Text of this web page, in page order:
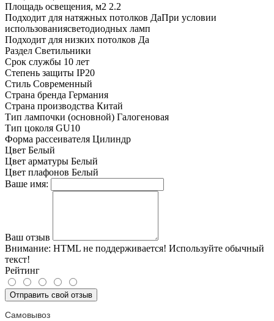
Площадь освещения, м2 2.2
Подходит для натяжных потолков ДаПри условии
использованиясветодиодных ламп
Подходит для низких потолков Да
Раздел Светильники
Срок службы 10 лет
Степень защиты IP20
Стиль Современный
Страна бренда Германия
Страна производства Китай
Тип лампочки (основной) Галогеновая
Тип цоколя GU10
Форма рассеивателя Цилиндр
Цвет Белый
Цвет арматуры Белый
Цвет плафонов Белый
Ваше имя:
Ваш отзыв
Внимание: HTML не поддерживается! Используйте обычный
текст!
Рейтинг
Отправить свой отзыв
Самовывоз